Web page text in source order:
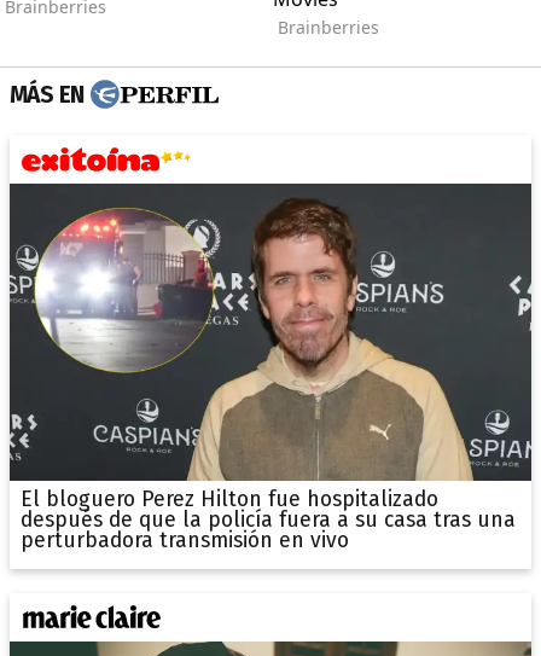
MÁS EN
El bloguero Perez Hilton fue hospitalizado
después de que la policía fuera a su casa tras una
perturbadora transmisión en vivo